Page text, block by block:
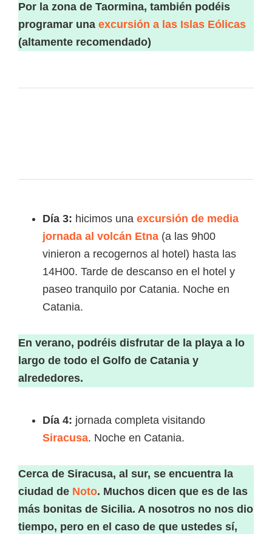
Por la zona de Taormina, también podéis
programar una excursión a las Islas Eólicas
(altamente recomendado)
Día 3: hicimos una excursión de media
jornada al volcán Etna (a las 9h00
vinieron a recogernos al hotel) hasta las
14H00. Tarde de descanso en el hotel y
paseo tranquilo por Catania. Noche en
Catania.
En verano, podréis disfrutar de la playa a lo
largo de todo el Golfo de Catania y
alrededores.
Día 4: jornada completa visitando
Siracusa. Noche en Catania.
Cerca de Siracusa, al sur, se encuentra la
ciudad de Noto. Muchos dicen que es de las
más bonitas de Sicilia. A nosotros no nos dio
tiempo, pero en el caso de que ustedes sí,